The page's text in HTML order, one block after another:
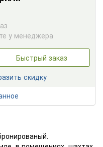
у менеджера
Быстрый заказ
скидку